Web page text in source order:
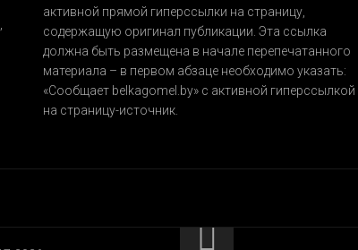
активной прямой гиперссылки на страницу,
содержащую оригинал публикации. Эта ссылка
должна быть размещена в начале перепечатанного
материала – в первом абзаце необходимо указать:
«Сообщает belkagomel.by»с активной гиперссылкой
на страницу-источник.